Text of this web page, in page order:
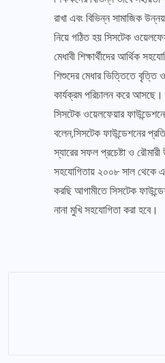
রাখা এবং বিভিন্ন সামাজিক
নিয়ে গঠিত হয় সিসটেক
মেধাবী শিক্ষার্থীদের আর্থিক
শিশুদের মেধার ভিত্তিতে বৃত্তি ও
কার্যক্রম পরিচালন করে আসছে।
সিসটেক ওয়েলফেয়ার
বলেন,সিসটেক ফাউন্ডেশনের
স্যারের সফল প্রচেষ্টা ও
সহযোগিতায় ২০০৮ সাল থেকে
করছি আগামীতে সিসটেক
নানা মুখি সহযোগিতা করা হবে।